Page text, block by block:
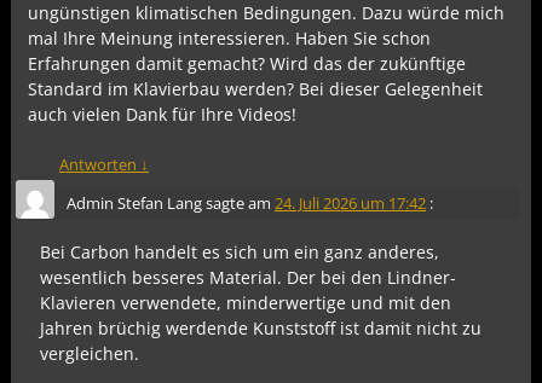
ungünstigen klimatischen Bedingungen. Dazu würde mich
mal Ihre Meinung interessieren. Haben Sie schon
Erfahrungen damit gemacht? Wird das der zukünftige
Standard im Klavierbau werden? Bei dieser Gelegenheit
auch vielen Dank für Ihre Videos!
Antworten ↓
Admin Stefan Langsagte am 24. Juli 2026 um 17:42 :
Bei Carbon handelt es sich um ein ganz anderes,
wesentlich besseres Material. Der bei den Lindner-
Klavieren verwendete, minderwertige und mit den
Jahren brüchig werdende Kunststoff ist damit nicht zu
vergleichen.